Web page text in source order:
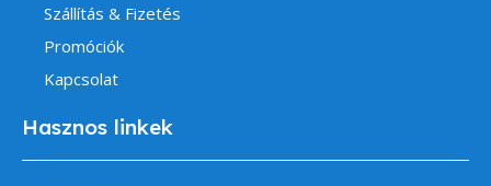
Szállítás & Fizetés
Promóciók
Kapcsolat
Hasznos linkek